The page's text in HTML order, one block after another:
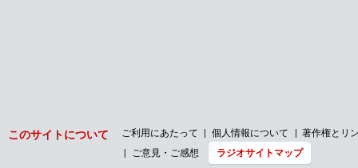
このサイトについて ご利用にあたって 個人情報について
著作権とリ
ご意見・ご感想
ラジオサイトマップ